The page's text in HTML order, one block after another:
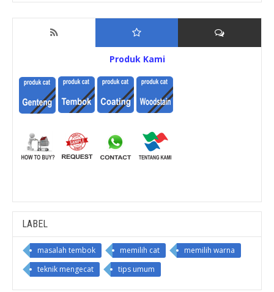
Produk Kami
LABEL
masalah tembok memilih cat
memilih warna
teknik mengecat
tips umum